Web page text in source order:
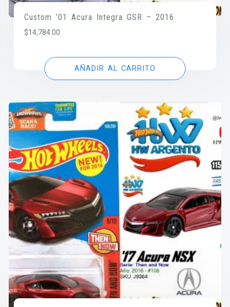
Custom ’01 Acura Integra GSR – 2016
$14,784.00
AÑADIR AL CARRITO